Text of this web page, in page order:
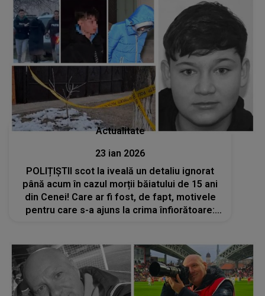
Actualitate
23 ian 2026
POLIȚIȘTII scot la iveală un detaliu ignorat
până acum în cazul morții băiatului de 15 ani
din Cenei! Care ar fi fost, de fapt, motivele
pentru care s-a ajuns la crima înfiorătoare: